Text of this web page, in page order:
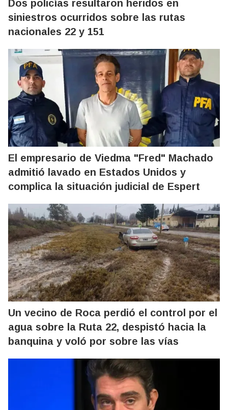
Dos policías resultaron heridos en
siniestros ocurridos sobre las rutas
nacionales 22 y 151
El empresario de Viedma "Fred" Machado
admitió lavado en Estados Unidos y
complica la situación judicial de Espert
Un vecino de Roca perdió el control por el
agua sobre la Ruta 22, despistó hacia la
banquina y voló por sobre las vías